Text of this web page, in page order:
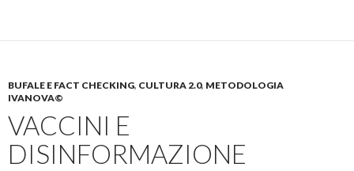
BUFALE E FACT CHECKING, CULTURA 2.0, METODOLOGIA
IVANOVA©
VACCINI E
DISINFORMAZIONE